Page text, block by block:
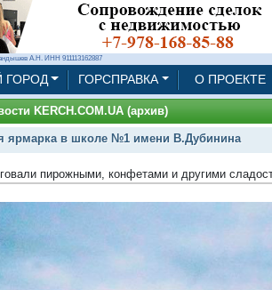
А.Н. ИНН 911113162887
ГОРОД ГОРСПРАВКА О ПРОЕКТЕ
KERCH.COM.UA (архив)
ярмарка в школе №1 имени В.Дубинина
пирожными, конфетами и другими